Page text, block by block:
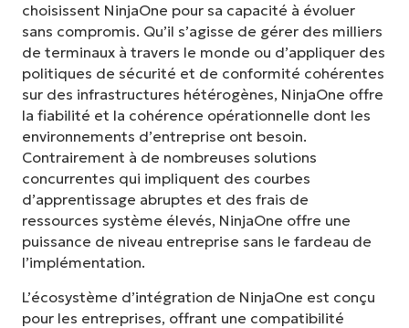
choisissent NinjaOne pour sa capacité à évoluer
sans compromis. Qu’il s’agisse de gérer des milliers
de terminaux à travers le monde ou d’appliquer des
politiques de sécurité et de conformité cohérentes
sur des infrastructures hétérogènes, NinjaOne offre
la fiabilité et la cohérence opérationnelle dont les
environnements d’entreprise ont besoin.
Contrairement à de nombreuses solutions
concurrentes qui impliquent des courbes
d’apprentissage abruptes et des frais de
ressources système élevés, NinjaOne offre une
puissance de niveau entreprise sans le fardeau de
l’implémentation.
L’écosystème d’intégration de NinjaOne est conçu
pour les entreprises, offrant une compatibilité